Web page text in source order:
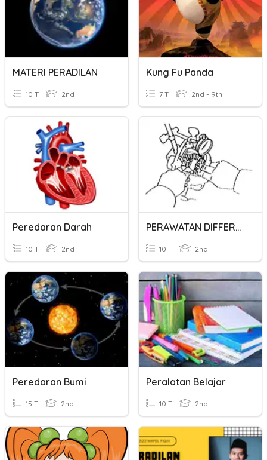
MATERI PERADILAN
10 T 2nd
Kung Fu Panda
7 T 2nd - 9th
Peredaran Darah
10 T 2nd
PERAWATAN DIFFERENSIAL
10 T 2nd
Peredaran Bumi
15 T 2nd
Peralatan Belajar
10 T 2nd